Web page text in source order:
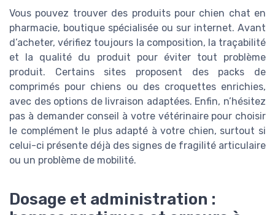
Vous pouvez trouver des produits pour chien chat en
pharmacie, boutique spécialisée ou sur internet. Avant
d’acheter, vérifiez toujours la composition, la traçabilité
et la qualité du produit pour éviter tout problème
produit. Certains sites proposent des packs de
comprimés pour chiens ou des croquettes enrichies,
avec des options de livraison adaptées. Enfin, n’hésitez
pas à demander conseil à votre vétérinaire pour choisir
le complément le plus adapté à votre chien, surtout si
celui-ci présente déjà des signes de fragilité articulaire
ou un problème de mobilité.
Dosage et administration :